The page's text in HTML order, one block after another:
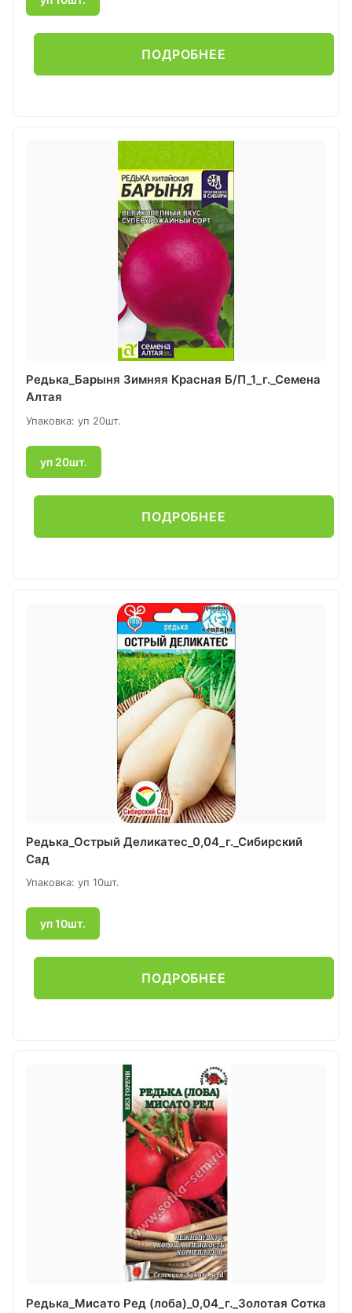
ПОДРОБНЕЕ
Редька_Барыня Зимняя Красная Б/П_1_г._Семена
Алтая
Упаковка: уп 20шт.
уп 20шт.
ПОДРОБНЕЕ
Редька_Острый Деликатес_0,04_г._Сибирский
Сад
Упаковка: уп 10шт.
уп 10шт.
ПОДРОБНЕЕ
Редька_Мисато Ред (лоба)_0,04_г._Золотая Сотка